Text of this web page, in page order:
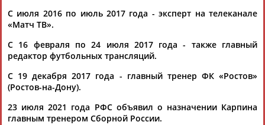
Карпинявляется главным тренером сборной России с 2021
года. ...
17.11.2025
Дивеев в одиночку обыгрывает всю сборную Карпина
...нас вернут - то мы заиграем!" Откуда такая уверенность,
ВалерийГеоргиевич? Тактику нужно разрабатывать,
таковую. Карпин"повис" не только в "Динамо", он и...
(Проект:Информационное агентство СТАДИОН
С июля 2016 по июль 2017 года - эксперт на телеканале
«Матч ТВ».
С 16 февраля по 24 июля 2017 года - также главный
редактор футбольных трансляций.
С 19 декабря 2017 года - главный тренер ФК «Ростов»
(Ростов-на-Дону).
23 июля 2021 года РФС объявил о назначении Карпина
главным тренером Сборной России.